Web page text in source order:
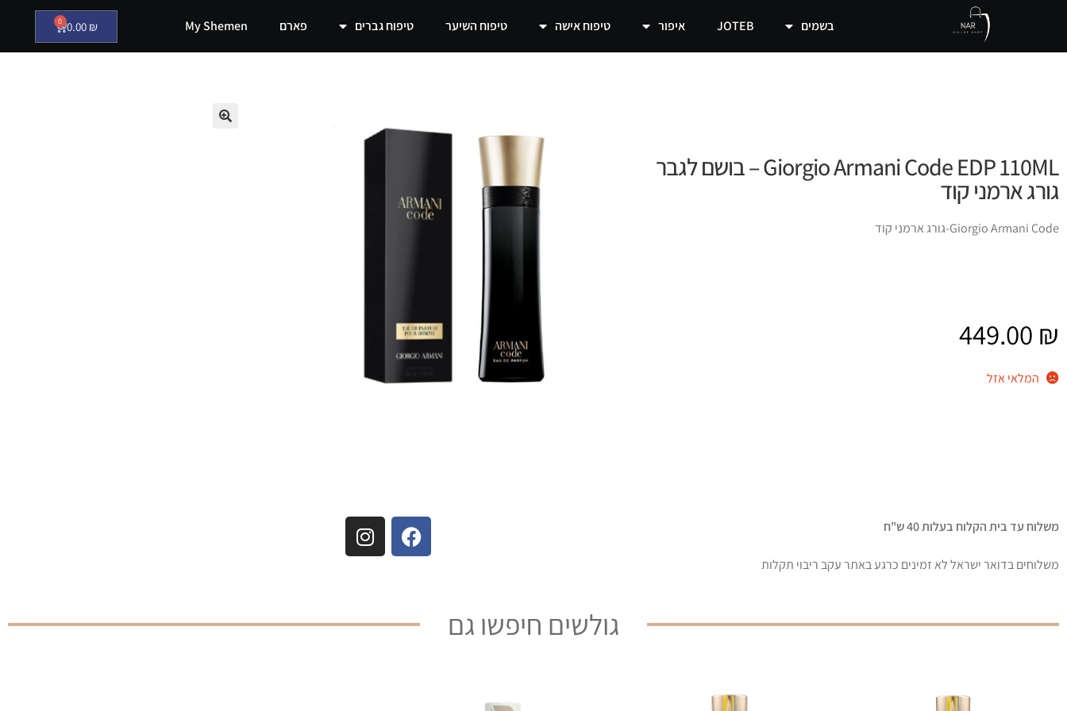
בשמים JOTEB איפור טיפוח אישה טיפוח השיער טיפוח גברים פארם My Shemen
0.00 ₪
0
Giorgio Armani Code EDP 110ML – בושם לגבר
גורג ארמני קוד
Giorgio Armani Code-גורג ארמני קוד
449.00 ₪
המלאי אזל
משלוח עד בית הקלוח בעלות 40 ש"ח
משלוחים בדואר ישראל לא זמינים כרגע באתר עקב ריבוי תקלות
גולשים חיפשו גם